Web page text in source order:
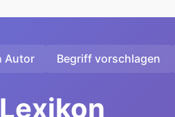
Autor Begriff vorschlagen